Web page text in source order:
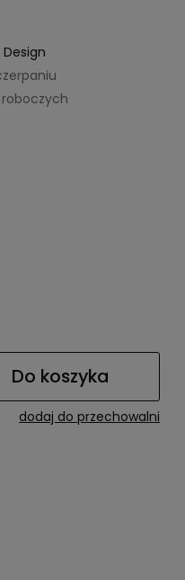
roboczych
Do koszyka
dodaj do przechowalni